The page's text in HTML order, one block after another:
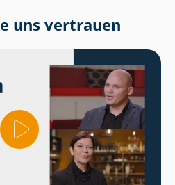
uns vertrauen